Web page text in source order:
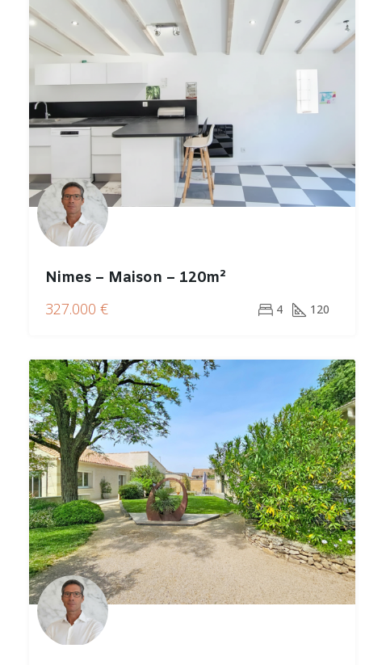
Nimes – Maison – 120m²
327.000 €
4 120